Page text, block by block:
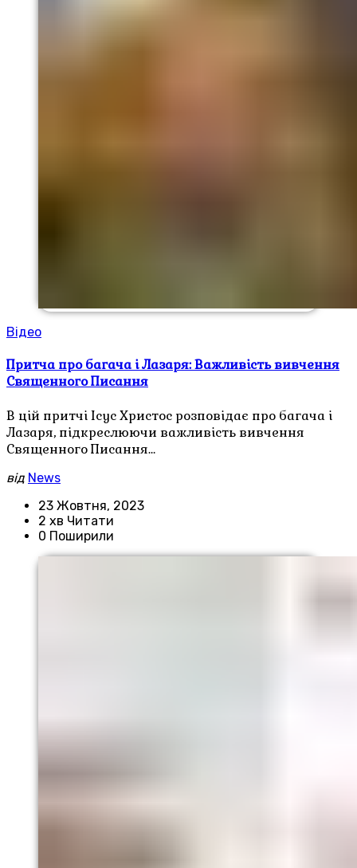
Відео
Притча про багача і Лазаря: Важливість вивчення
Священного Писання
В цій притчі Ісус Христос розповідає про багача і
Лазаря, підкреслюючи важливість вивчення
Священного Писання…
від News
23 Жовтня, 2023
2 хв Читати
0 Поширили